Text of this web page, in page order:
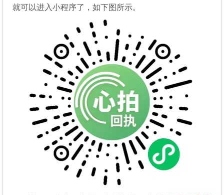
就可以进入小程序了，如下图所示。